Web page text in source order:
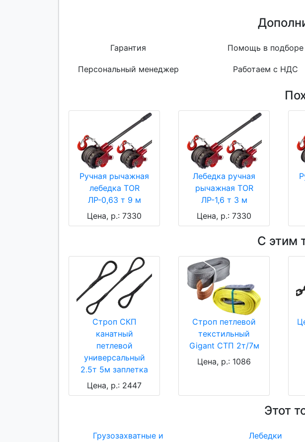
Гарантия Помощь в подборе
Персональный менеджер Работаем с НДС
Ручная рычажная
лебедка TOR
ЛР-0,63 т 9 м
Цена, р.: 7330
Лебедка ручная
рычажная TOR
ЛР-1,6 т 3 м
Цена, р.: 7330
С этим
Строп СКП
канатный
петлевой
универсальный
2.5т 5м заплетка
Цена, р.: 2447
Строп петлевой
текстильный
Gigant СТП 2т/7м
Цена, р.: 1086
Этот
Грузозахватные и
Лебедки